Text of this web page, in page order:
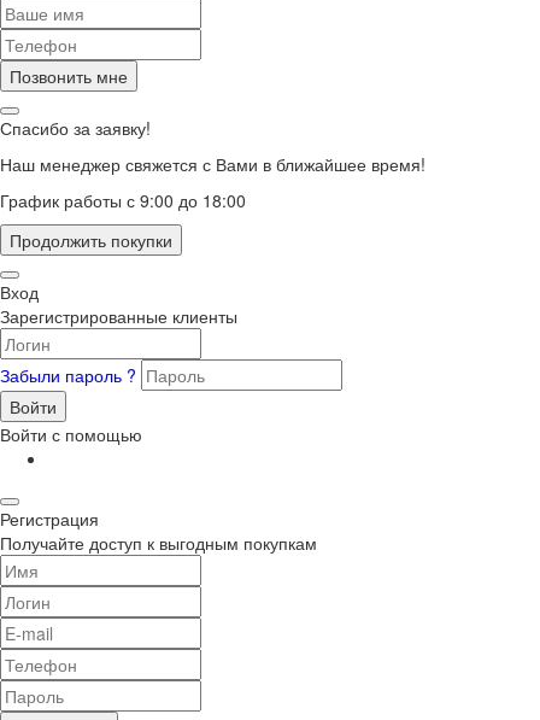
Позвонить мне
Спасибо за заявку!
Наш менеджер свяжется с Вами в ближайшее время!
График работы с 9:00 до 18:00
Продолжить покупки
Вход
Зарегистрированные клиенты
Забыли пароль ?
Войти
Войти с помощью
Регистрация
Получайте доступ к выгодным покупкам